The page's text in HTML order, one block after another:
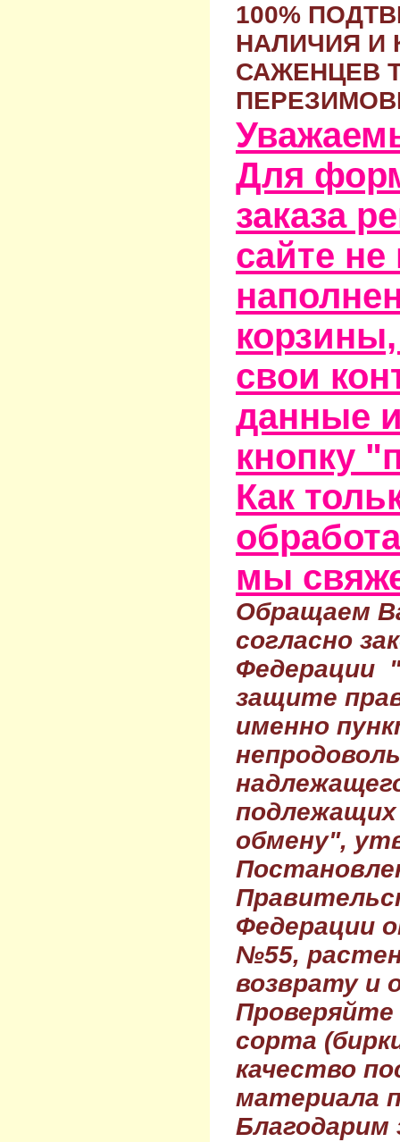
100%
НАЛИЧИЯ И
САЖЕНЦЕВ
Для
заказа
сайте
свои
данные
кнопку
Как
мы
Обращаем
согласно
Федерации
защите
именно
обмену",
Федерации
№55,
возврату и
Проверяйте
сорта
качество
материала
Благодарим